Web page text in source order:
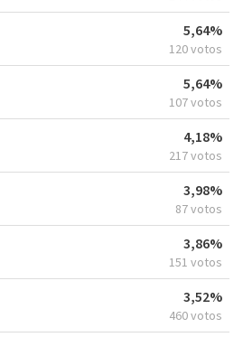
5,64%
120 votos
5,64%
107 votos
4,18%
217 votos
3,98%
87 votos
3,86%
151 votos
3,52%
460 votos